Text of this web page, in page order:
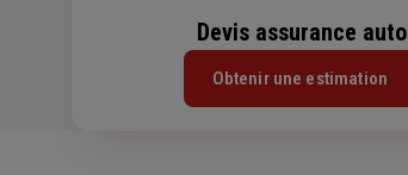
Devis assurance auto
Obtenir une estimation